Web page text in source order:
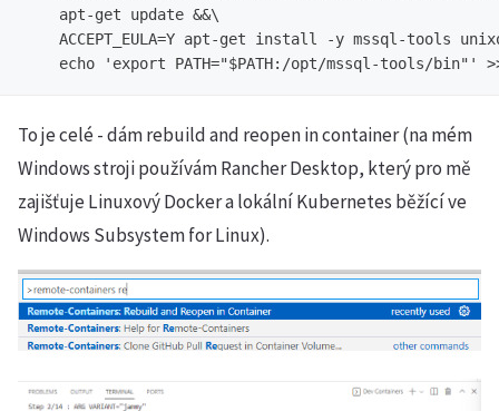
    apt-get update &&\
ACCEPT_EULA=Y apt-get install -y mssql-tools
To je celé - dám rebuild and reopen in container (na mém
Windows stroji používám Rancher Desktop, který pro mě
zajišťuje Linuxový Docker a lokální Kubernetes běžící ve
Windows Subsystem for Linux).